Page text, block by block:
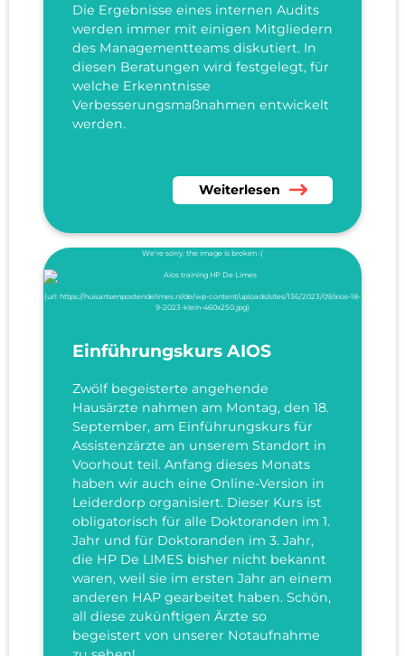
Die Ergebnisse eines internen Audits
werden immer mit einigen Mitgliedern
des Managementteams diskutiert. In
diesen Beratungen wird festgelegt, für
welche Erkenntnisse
Verbesserungsmaßnahmen entwickelt
werden.
Lesen Sie mehr über Interne
Weiterlesen
Einführungskurs AIOS
Zwölf begeisterte angehende
Hausärzte nahmen am Montag, den 18.
September, am Einführungskurs für
Assistenzärzte an unserem Standort in
Voorhout teil. Anfang dieses Monats
haben wir auch eine Online-Version in
Leiderdorp organisiert. Dieser Kurs ist
obligatorisch für alle Doktoranden im 1.
Jahr und für Doktoranden im 3. Jahr,
die HP De LIMES bisher nicht bekannt
waren, weil sie im ersten Jahr an einem
anderen HAP gearbeitet haben. Schön,
all diese zukünftigen Ärzte so
begeistert von unserer Notaufnahme